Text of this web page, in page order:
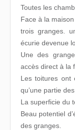
Toutes les
Face à la
trois granges.
écurie devenue
Une des
accès direct à la
Les toitures ont
qu’une partie
La superficie du
Beau potentiel
des granges.